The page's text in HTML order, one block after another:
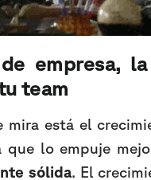
empresa,
team
mira está el
que lo empuje
sólida. El